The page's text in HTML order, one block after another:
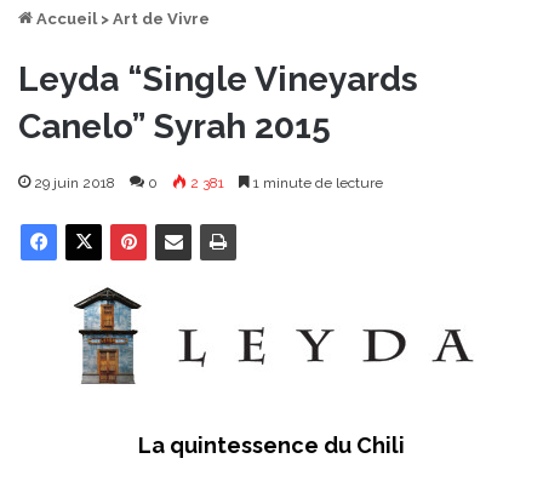
Accueil > Art de Vivre
Leyda “Single Vineyards
Canelo” Syrah 2015
29 juin 2018 0 2 381 1 minute de lecture
La quintessence du Chili